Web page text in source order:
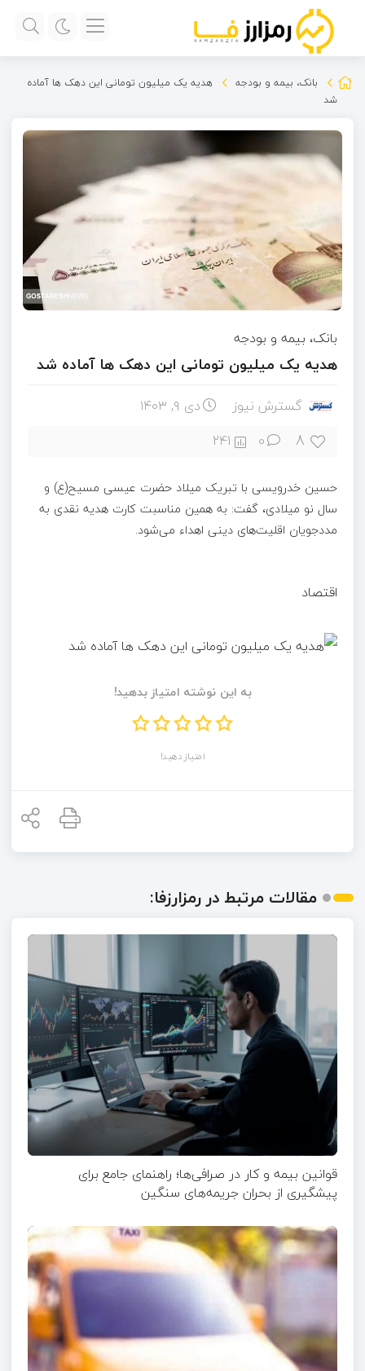
بانک، بیمه و بودجه
هدیه یک میلیون تومانی این دهک ها آماده
شد
بانک، بیمه و بودجه
هدیه یک میلیون تومانی این دهک ها آماده شد
گسترش نیوز دی ۹, ۱۴۰۳
8
0
241
حسین خدرویسی با تبریک میلاد حضرت عیسی مسیح(ع) و
سال نو میلادی، گفت: به همین مناسبت کارت هدیه نقدی به
مددجویان اقلیت‌های دینی اهداء می‌شود.
اقتصاد
به این نوشته امتیاز بدهید!
امتیاز دهید!
مقالات مرتبط در رمزارزفا:
قوانین بیمه و کار در صرافی‌ها؛ راهنمای جامع برای
پیشگیری از بحران جریمه‌های سنگین